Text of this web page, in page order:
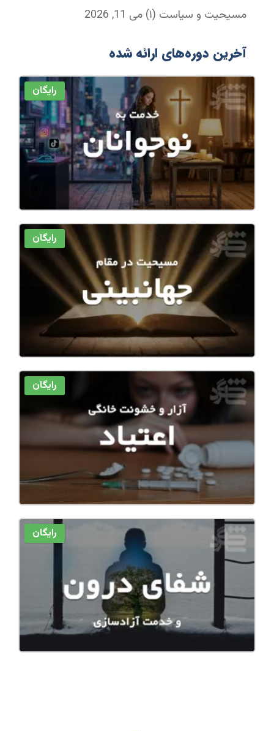
مسیحیت و سیاست (۱) می 11, 2026
آخرین دوره‌های ارائه شده
رایگان
رایگان
رایگان
رایگان